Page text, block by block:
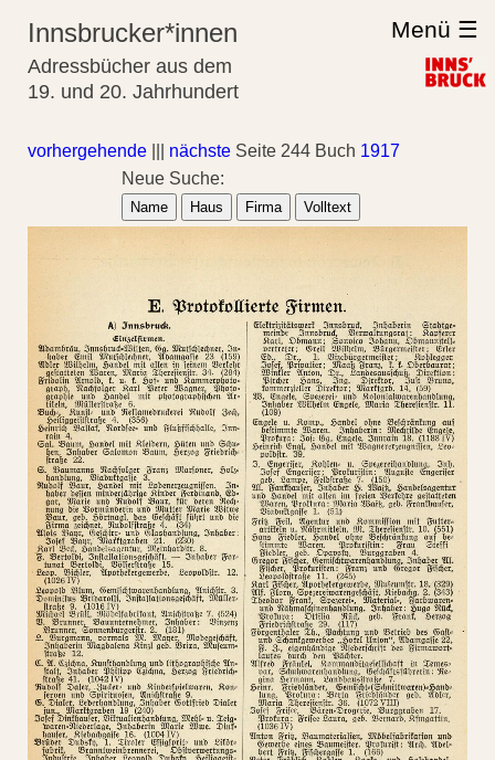
Innsbrucker*innen
Adressbücher aus dem
19. und 20. Jahrhundert
Menü ☰
vorhergehende nächste Seite 244 Buch 1917
Neue Suche:
Name Haus Firma Volltext